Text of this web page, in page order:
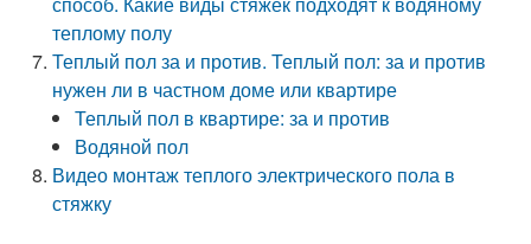
теплому полу
Теплый пол за и против. Теплый пол: за и против
нужен ли в частном доме или квартире
Теплый пол в квартире: за и против
Водяной пол
Видео монтаж теплого электрического пола в
стяжку